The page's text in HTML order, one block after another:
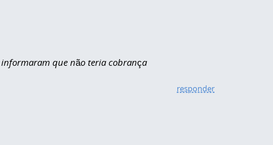
que não teria cobrança
responder